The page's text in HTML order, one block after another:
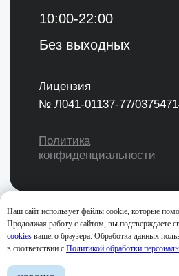
Наш сайт использует файлы cookie, которые
Продолжая работу с сайтом, вы подтверждаете
cookies вашего браузера. Обработка данных
в соответствии с Политикой обработки